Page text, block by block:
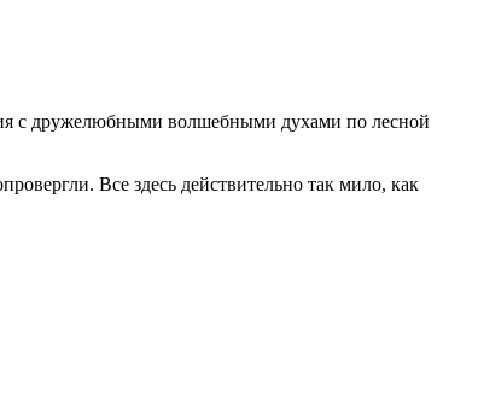
с дружелюбными волшебными духами по лесной
Все здесь действительно так мило, как